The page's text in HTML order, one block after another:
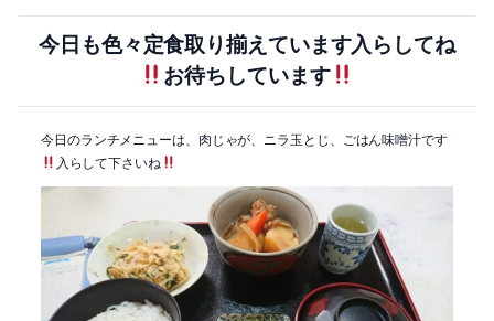
今日も色々定食取り揃えています入らしてね
お待ちしています
今日のランチメニューは、肉じゃが、ニラ玉とじ、ごはん味噌汁です
入らして下さいね